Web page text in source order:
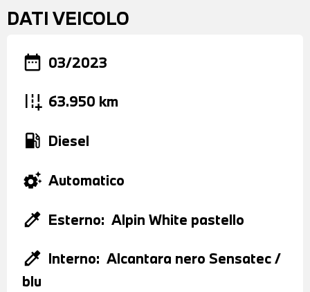
DATI VEICOLO
date_range 03/2023
add_road 63.950 km
local_gas_station Diesel
settings_suggest Automatico
colorize Esterno: Alpin White pastello
colorize Interno: Alcantara nero Sensatec /
blu